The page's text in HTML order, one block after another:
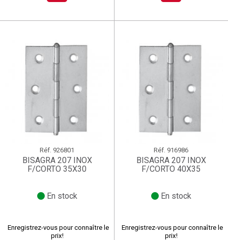
Réf. 926801
BISAGRA 207 INOX
F/CORTO 35X30
En stock
Enregistrez-vous pour connaître le
prix!
Réf. 916986
BISAGRA 207 INOX
F/CORTO 40X35
En stock
Enregistrez-vous pour connaître le
prix!